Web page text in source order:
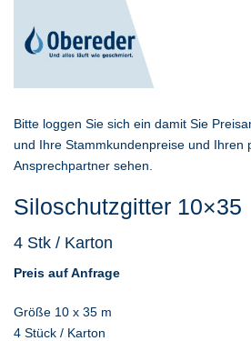
Siloschutzgitter 10×35
4 Stk / Karton
Preis auf Anfrage
Größe 10 x 35 m
4 Stück / Karton
Bitte loggen Sie sich ein damit Sie
und Ihre Stammkundenpreise und Ihren
Ansprechpartner sehen.